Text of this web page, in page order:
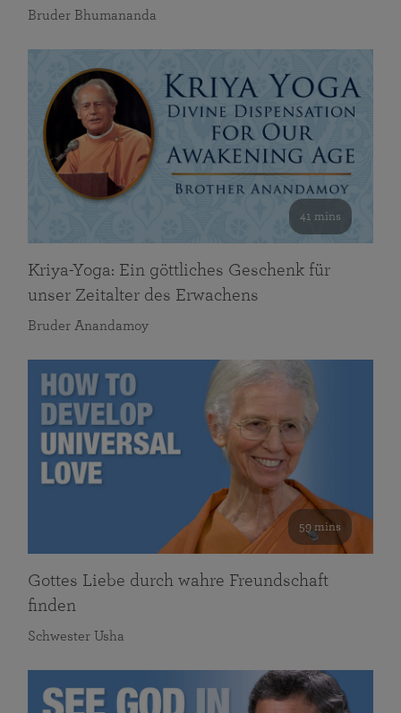
Bruder Bhumananda
41 mins
Kriya-Yoga: Ein göttliches Geschenk für
unser Zeitalter des Erwachens
Bruder Anandamoy
59 mins
Gottes Liebe durch wahre Freundschaft
finden
Schwester Usha